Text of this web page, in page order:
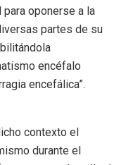
oponerse a la
partes de su
encéfalo
encefálica”.
contexto el
durante el